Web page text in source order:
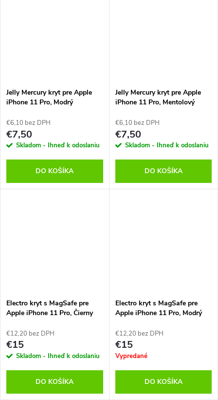
Jelly Mercury kryt pre Apple
iPhone 11 Pro, Modrý
€6,10 bez DPH
€7,50
Skladom - Ihneď k odoslaniu
DO KOŠÍKA
Jelly Mercury kryt pre Apple
iPhone 11 Pro, Mentolový
€6,10 bez DPH
€7,50
Skladom - Ihneď k odoslaniu
DO KOŠÍKA
Electro kryt s MagSafe pre
Apple iPhone 11 Pro, Čierny
€12,20 bez DPH
€15
Skladom - Ihneď k odoslaniu
DO KOŠÍKA
Electro kryt s MagSafe pre
Apple iPhone 11 Pro, Modrý
€12,20 bez DPH
€15
Vypredané
DO KOŠÍKA